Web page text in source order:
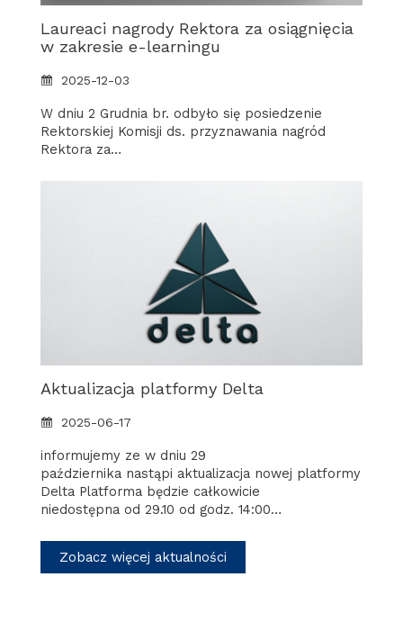
Laureaci nagrody Rektora za osiągnięcia
w zakresie e-learningu
2025-12-03
W dniu 2 Grudnia br. odbyło się posiedzenie
Rektorskiej Komisji ds. przyznawania nagród
Rektora za…
Aktualizacja platformy Delta
2025-06-17
informujemy ze w dniu 29
października nastąpi aktualizacja nowej platformy
Delta Platforma będzie całkowicie
niedostępna od 29.10 od godz. 14:00…
Zobacz więcej aktualności